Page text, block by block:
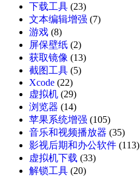
下载工具 (23)
文本编辑增强 (7)
游戏 (8)
屏保壁纸 (2)
获取镜像 (13)
截图工具 (5)
Xcode (22)
虚拟机 (29)
浏览器 (14)
苹果系统增强 (105)
音乐和视频播放器 (35)
影视后期和办公软件 (113)
虚拟机下载 (33)
解锁工具 (20)